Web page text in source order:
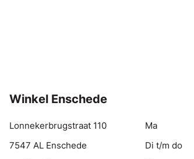
Winkel Enschede
Lonnekerbrugstraat 110
7547 AL Enschede
Ma
Di t/m do